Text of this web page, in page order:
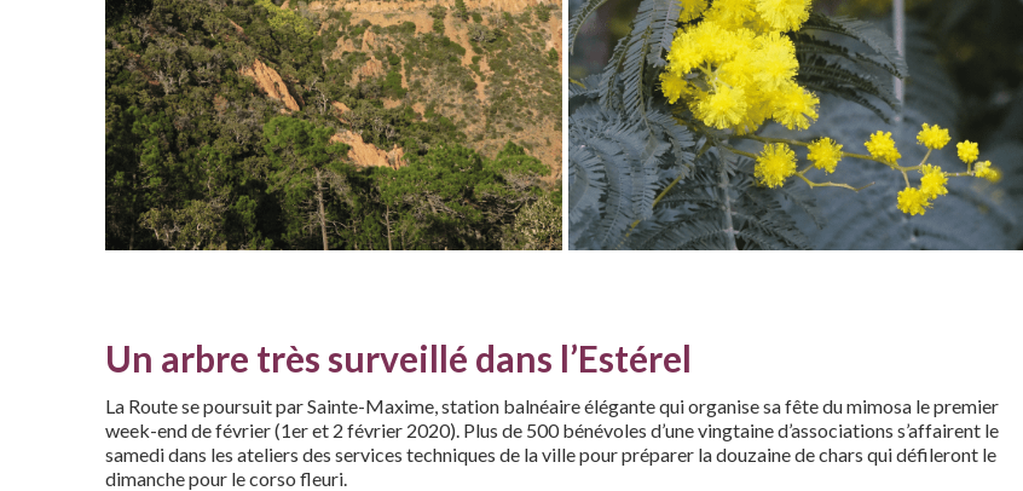
© M.-H. Loaëc
© M.-H. Loaëc
Un arbre très surveillé dans l’Estérel
La Route se poursuit par Sainte-Maxime, station balnéaire élégante qui organise sa fête du mimosa le premier
week-end de février (1er et 2 février 2020). Plus de 500 bénévoles d’une vingtaine d’associations s’affairent le
samedi dans les ateliers des services techniques de la ville pour préparer la douzaine de chars qui défileront le
dimanche pour le corso fleuri.